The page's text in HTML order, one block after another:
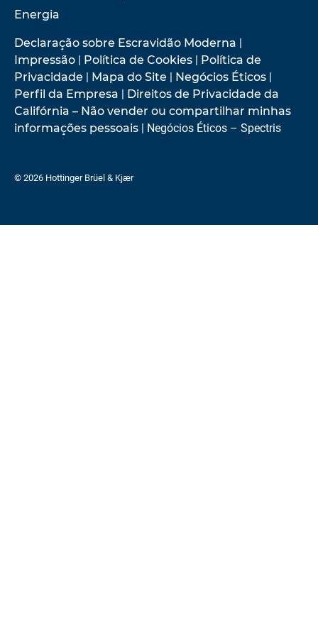
Energia
Declaração sobre Escravidão Moderna
Impressão
Política de Cookies
Política de
Privacidade
Mapa do Site Negócios Éticos
Perfil da Empresa
Direitos de Privacidade da
Califórnia – Não vender ou compartilhar minhas
informações pessoais | Negócios Éticos – Spectris
© 2026 Hottinger Brüel & Kjær